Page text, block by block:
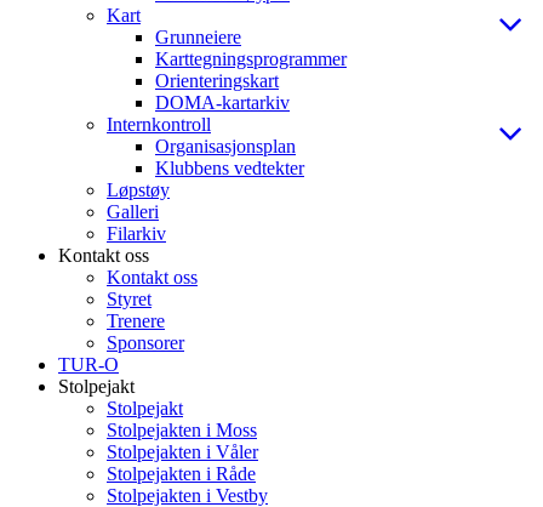
Kart
Grunneiere
Karttegningsprogrammer
Orienteringskart
DOMA-kartarkiv
Internkontroll
Organisasjonsplan
Klubbens vedtekter
Løpstøy
Galleri
Filarkiv
Kontakt oss
Kontakt oss
Styret
Trenere
Sponsorer
TUR-O
Stolpejakt
Stolpejakt
Stolpejakten i Moss
Stolpejakten i Våler
Stolpejakten i Råde
Stolpejakten i Vestby